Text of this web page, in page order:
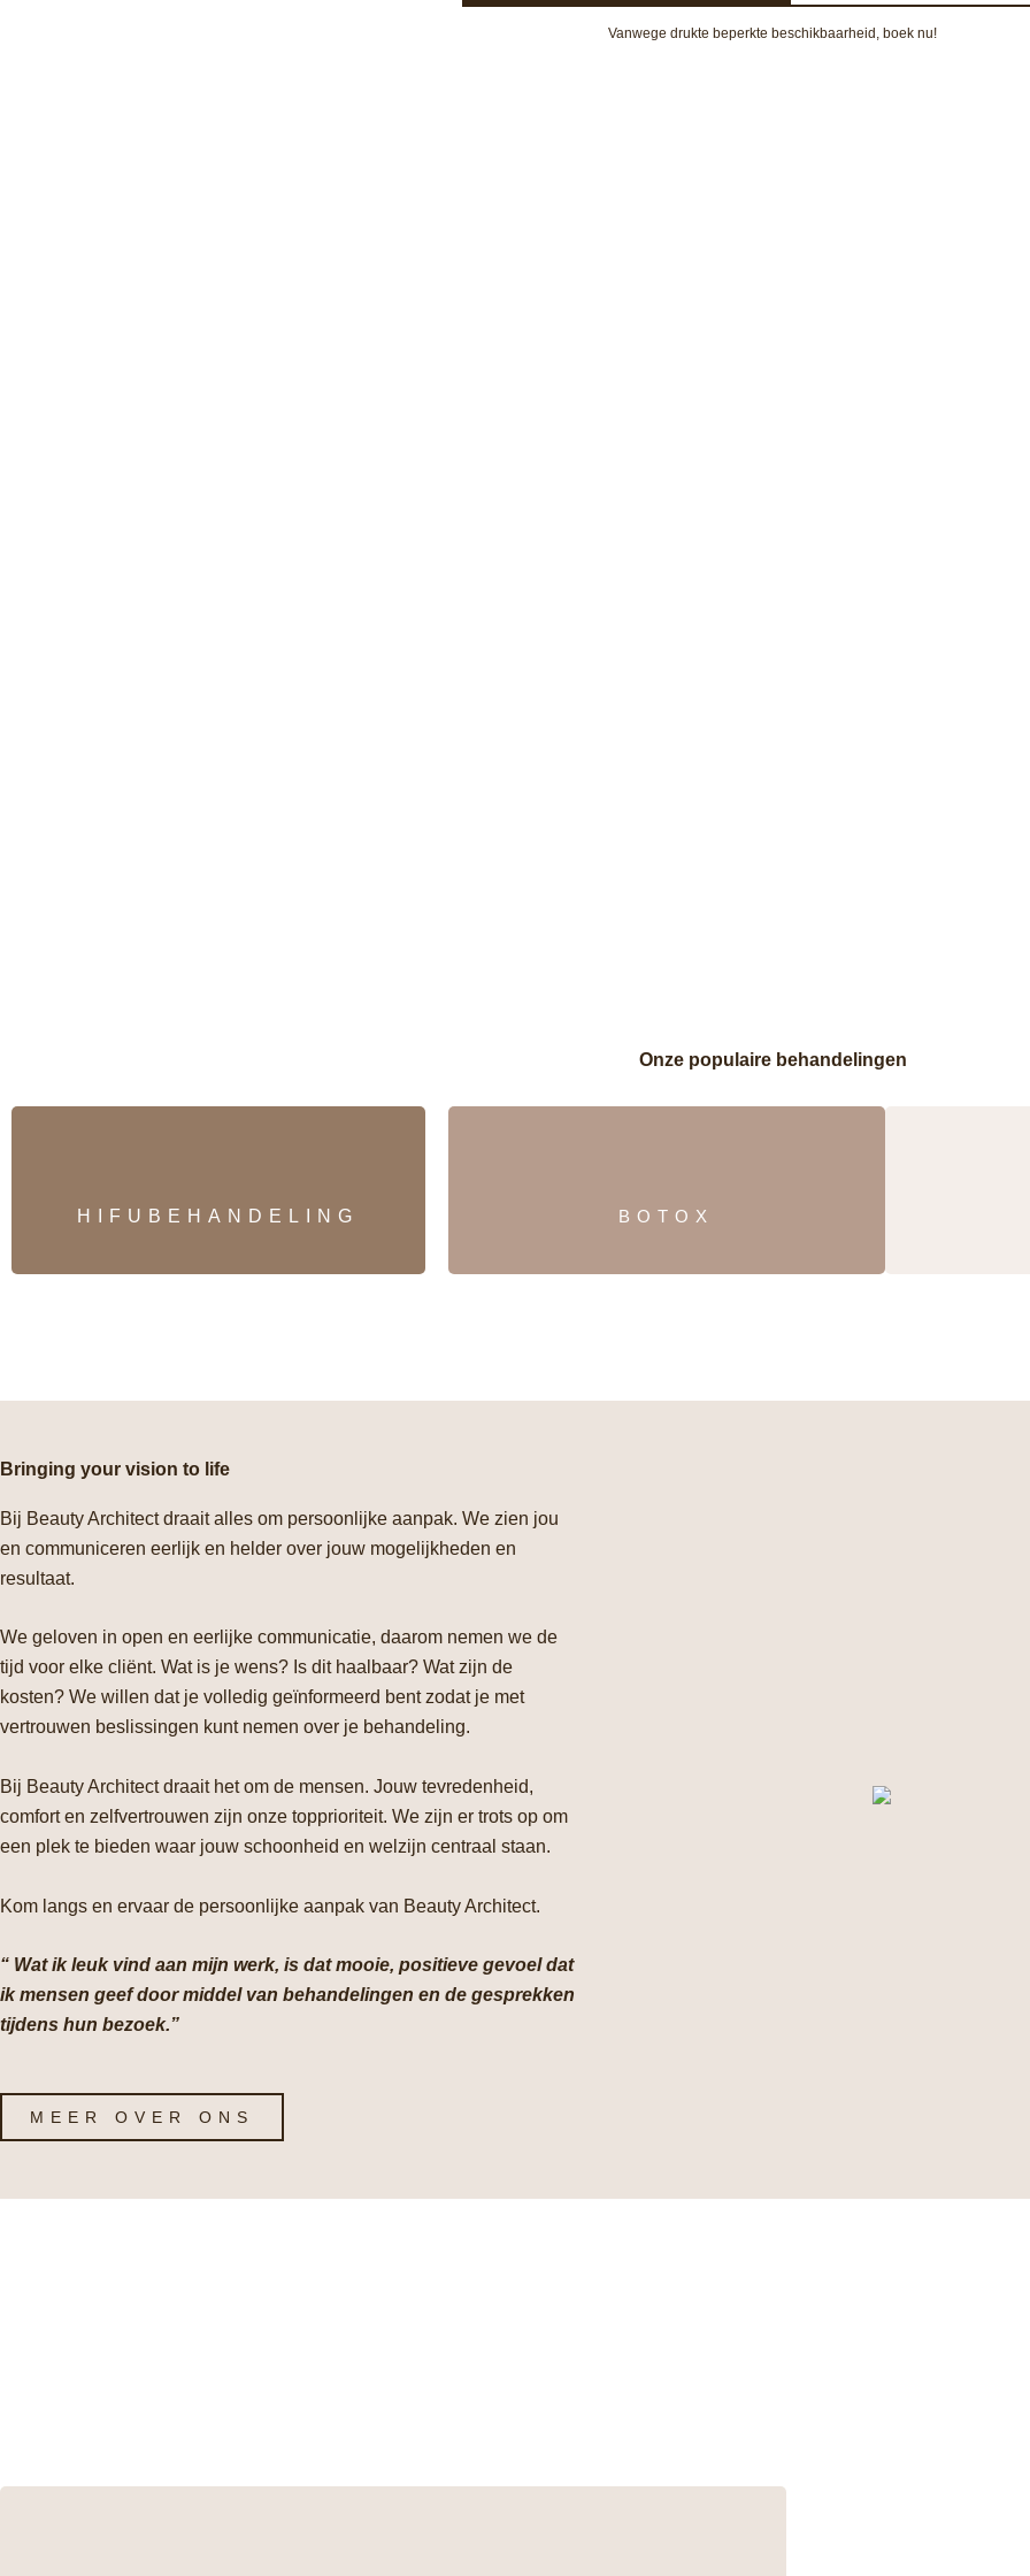
Vanwege drukte beperkte beschikbaarheid, boek nu!
Onze populaire behandelingen
HIFUBEHANDELING BOTOX
Bringing your vision to life
Bij Beauty Architect draait alles om persoonlijke aanpak. We zien jou
en communiceren eerlijk en helder over jouw mogelijkheden en
resultaat.
We geloven in open en eerlijke communicatie, daarom nemen we de
tijd voor elke cliënt. Wat is je wens? Is dit haalbaar? Wat zijn de
kosten? We willen dat je volledig geïnformeerd bent zodat je met
vertrouwen beslissingen kunt nemen over je behandeling.
Bij Beauty Architect draait het om de mensen. Jouw tevredenheid,
comfort en zelfvertrouwen zijn onze topprioriteit. We zijn er trots op om
een plek te bieden waar jouw schoonheid en welzijn centraal staan.
Kom langs en ervaar de persoonlijke aanpak van Beauty Architect.
“ Wat ik leuk vind aan mijn werk, is dat mooie, positieve gevoel dat
ik mensen geef door middel van behandelingen en de gesprekken
tijdens hun bezoek.”
MEER OVER ONS